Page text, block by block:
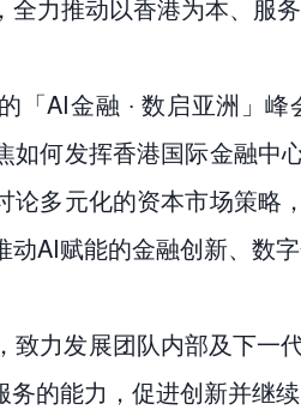
力推动以香港为本、服
「AI金融 ‧ 数启亚洲」
如何发挥香港国际金融
论多元化的资本市场策
AI赋能的金融创新、数
致力发展团队内部及下一
的能力，促进创新并继